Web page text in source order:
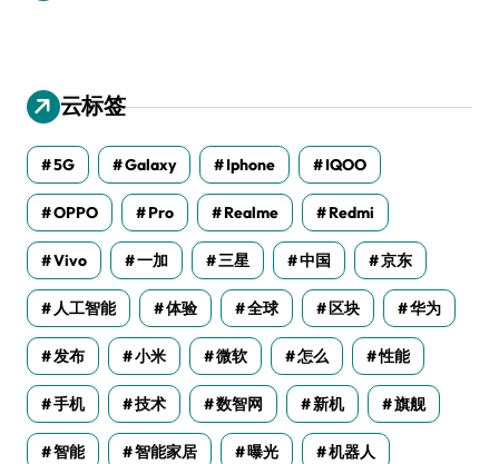
云标签
5G Galaxy Iphone IQOO
OPPO Pro Realme Redmi
Vivo 一加 三星 中国 京东
人工智能 体验 全球 区块 华为
发布 小米 微软 怎么 性能
手机 技术 数智网 新机 旗舰
智能 智能家居 曝光 机器人